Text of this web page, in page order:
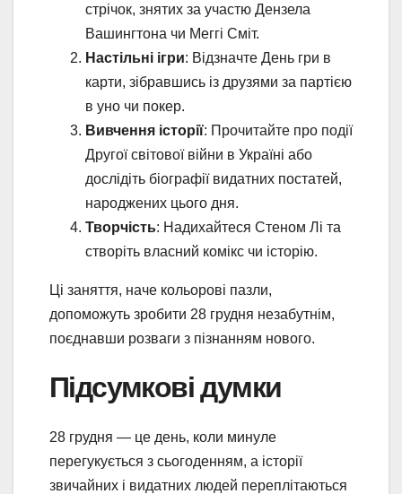
стрічок, знятих за участю Дензела
Вашингтона чи Меггі Сміт.
Настільні ігри: Відзначте День гри в
карти, зібравшись із друзями за партією
в уно чи покер.
Вивчення історії: Прочитайте про події
Другої світової війни в Україні або
дослідіть біографії видатних постатей,
народжених цього дня.
Творчість: Надихайтеся Стеном Лі та
створіть власний комікс чи історію.
Ці заняття, наче кольорові пазли,
допоможуть зробити 28 грудня незабутнім,
поєднавши розваги з пізнанням нового.
Підсумкові думки
28 грудня — це день, коли минуле
перегукується з сьогоденням, а історії
звичайних і видатних людей переплітаються